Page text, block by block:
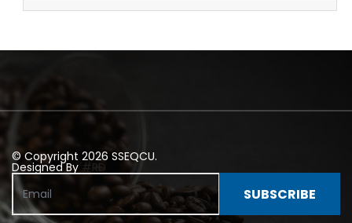
© Copyright 2026 SSEQCU.
Designed By #RD
SUBSCRIBE